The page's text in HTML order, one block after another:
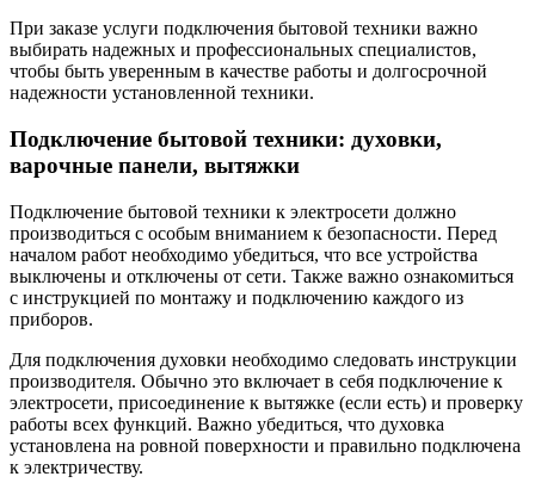
При заказе услуги подключения бытовой техники важно
выбирать надежных и профессиональных специалистов,
чтобы быть уверенным в качестве работы и долгосрочной
надежности установленной техники.
Подключение бытовой техники: духовки,
варочные панели, вытяжки
Подключение бытовой техники к электросети должно
производиться с особым вниманием к безопасности. Перед
началом работ необходимо убедиться, что все устройства
выключены и отключены от сети. Также важно ознакомиться
с инструкцией по монтажу и подключению каждого из
приборов.
Для подключения духовки необходимо следовать инструкции
производителя. Обычно это включает в себя подключение к
электросети, присоединение к вытяжке (если есть) и проверку
работы всех функций. Важно убедиться, что духовка
установлена на ровной поверхности и правильно подключена
к электричеству.